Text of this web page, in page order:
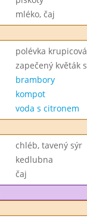
mléko, čaj
polévka
zapečený květák
brambory
kompot
voda s citronem
chléb, tavený sýr
kedlubna
čaj